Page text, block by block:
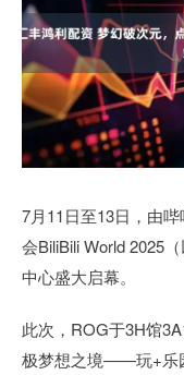
7月11日至13日，由
会BiliBili World 2025
中心盛大启幕。
此次，ROG于3H馆
极梦想之境——玩+乐